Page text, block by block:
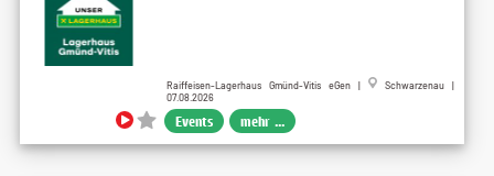
Raiffeisen-Lagerhaus Gmünd-Vitis eGen |
Schwarzenau |
07.08.2026
Events mehr ...